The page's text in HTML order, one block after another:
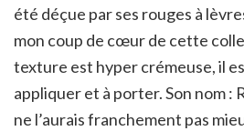
été déçue par ses rouges à
mon coup de cœur de cette
texture est hyper crémeuse, il
appliquer et à porter. Son nom :
ne l’aurais franchement pas